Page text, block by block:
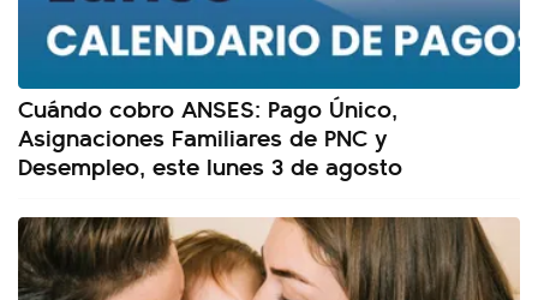
Cuándo cobro ANSES: Pago Único,
Asignaciones Familiares de PNC y
Desempleo, este lunes 3 de agosto